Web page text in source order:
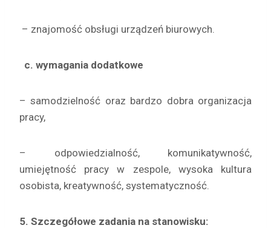
– znajomość obsługi urządzeń biurowych.
c. wymagania dodatkowe
– samodzielność oraz bardzo dobra organizacja
pracy,
– odpowiedzialność, komunikatywność,
umiejętność pracy w zespole, wysoka kultura
osobista, kreatywność, systematyczność.
5. Szczegółowe zadania na stanowisku: